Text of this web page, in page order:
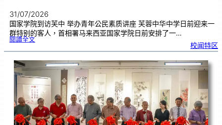
31/07/2026
国家学院到访芙中 举办青年公民素质讲座 芙蓉中华中学日前迎来一
群特别的客人，首相署马来西亚国家学院日前安排了一…
閱讀全文:努
国
学
院
到
访
中
分
享
青
年
领
袖
素
质
讲
座
校闻特区